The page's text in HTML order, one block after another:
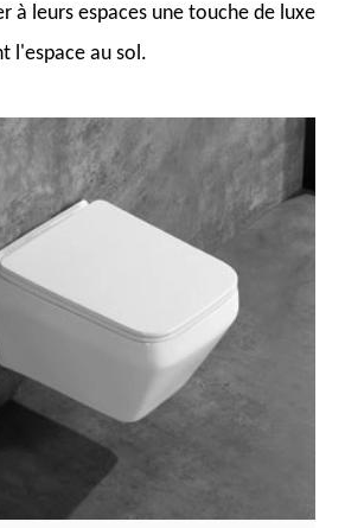
à leurs espaces une touche de luxe
l'espace au sol.